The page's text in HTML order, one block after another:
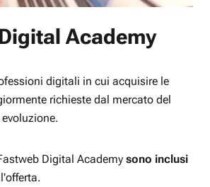
Academy
digitali in cui acquisire le
richieste dal mercato del
Digital Academy sono inclusi